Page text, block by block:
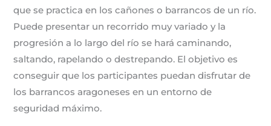
que se practica en los cañones o barrancos de un río.
Puede presentar un recorrido muy variado y la
progresión a lo largo del río se hará caminando,
saltando, rapelando o destrepando. El objetivo es
conseguir que los participantes puedan disfrutar de
los barrancos aragoneses en un entorno de
seguridad máximo.